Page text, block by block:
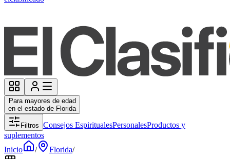
Para mayores de edad
en el estado de Florida
Filtros Consejos EspiritualesPersonalesProductos y
suplementos
Inicio
/ Florida/